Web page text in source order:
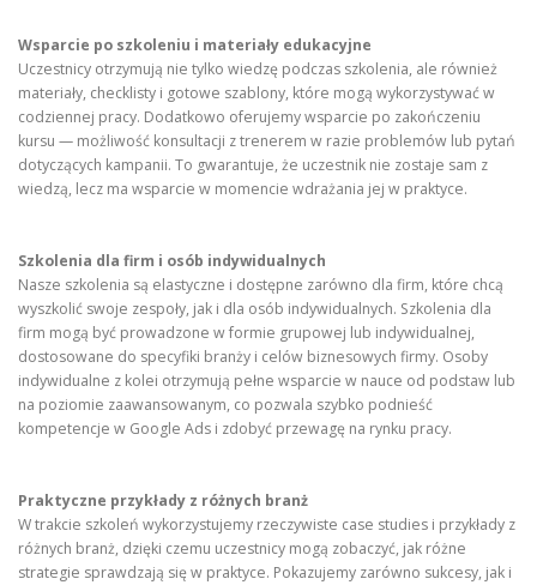
Wsparcie po szkoleniu i materiały edukacyjne
Uczestnicy otrzymują nie tylko wiedzę podczas szkolenia, ale również
materiały, checklisty i gotowe szablony, które mogą wykorzystywać w
codziennej pracy. Dodatkowo oferujemy wsparcie po zakończeniu
kursu — możliwość konsultacji z trenerem w razie problemów lub pytań
dotyczących kampanii. To gwarantuje, że uczestnik nie zostaje sam z
wiedzą, lecz ma wsparcie w momencie wdrażania jej w praktyce.
Szkolenia dla firm i osób indywidualnych
Nasze szkolenia są elastyczne i dostępne zarówno dla firm, które chcą
wyszkolić swoje zespoły, jak i dla osób indywidualnych. Szkolenia dla
firm mogą być prowadzone w formie grupowej lub indywidualnej,
dostosowane do specyfiki branży i celów biznesowych firmy. Osoby
indywidualne z kolei otrzymują pełne wsparcie w nauce od podstaw lub
na poziomie zaawansowanym, co pozwala szybko podnieść
kompetencje w Google Ads i zdobyć przewagę na rynku pracy.
Praktyczne przykłady z różnych branż
W trakcie szkoleń wykorzystujemy rzeczywiste case studies i przykłady z
różnych branż, dzięki czemu uczestnicy mogą zobaczyć, jak różne
strategie sprawdzają się w praktyce. Pokazujemy zarówno sukcesy, jak i